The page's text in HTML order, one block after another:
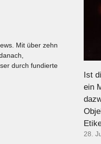
Mit über zehn
durch fundierte
Ist
ein
28.